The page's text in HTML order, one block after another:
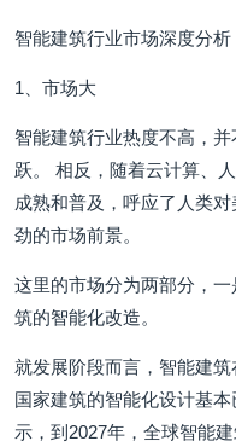
智能建筑行业市场深度分析
1、市场大
智能建筑行业热度不高，
跃。 相反，随着云计算、
成熟和普及，呼应了人类
劲的市场前景。
这里的市场分为两部分，
筑的智能化改造。
就发展阶段而言，智能建
国家建筑的智能化设计基
示，到2027年，全球智能